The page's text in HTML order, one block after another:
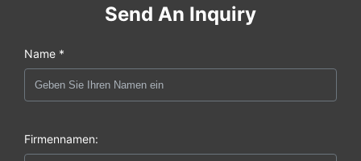
Send An Inquiry
Name *
Firmennamen: